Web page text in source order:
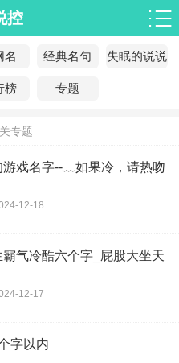
控
名 经典名句 失眠的说说
榜 专题
专题
游戏名字--﹏如果冷，请热吻
12-18
气冷酷六个字_屁股大坐天
12-17
字以内